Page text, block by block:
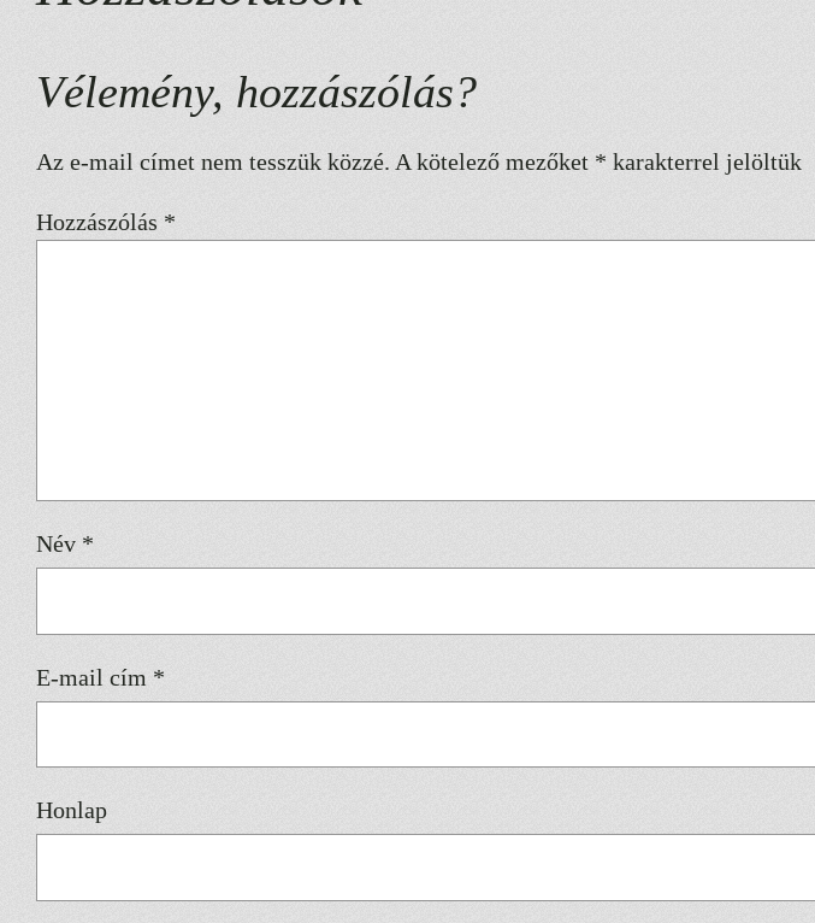
Vélemény, hozzászólás?
Az e-mail címet nem tesszük közzé. A kötelező mezőket * karakterrel jelöltük
Hozzászólás *
Név *
E-mail cím *
Honlap